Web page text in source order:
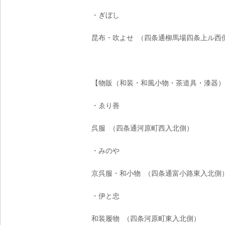
・ぎぼし
昆布・吹よせ （四条通柳馬場四条上ル西
【物販（和装・和風小物・茶道具・漆器）
・ゑり善
呉服 （四条通河原町西入北側）
・みのや
京呉服・和小物 （四条通富小路東入北側）
・伊と忠
和装履物 （四条河原町東入北側）